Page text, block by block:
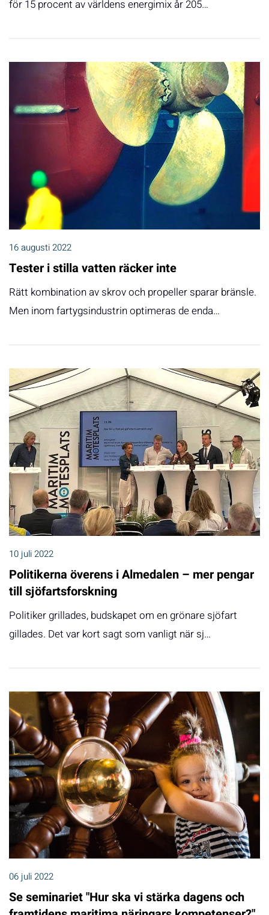
för 15 procent av världens energimix år 205…
16 augusti 2022
Tester i stilla vatten räcker inte
Rätt kombination av skrov och propeller sparar bränsle.
Men inom fartygsindustrin optimeras de enda…
10 juli 2022
Politikerna överens i Almedalen – mer pengar
till sjöfartsforskning
Politiker grillades, budskapet om en grönare sjöfart
gillades. Det var kort sagt som vanligt när sj…
06 juli 2022
Se seminariet "Hur ska vi stärka dagens och